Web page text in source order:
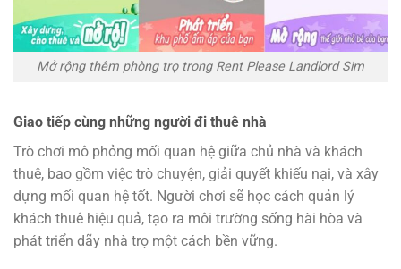
Mở rộng thêm phòng trọ trong Rent Please Landlord Sim
Giao tiếp cùng những người đi thuê nhà
Trò chơi mô phỏng mối quan hệ giữa chủ nhà và khách
thuê, bao gồm việc trò chuyện, giải quyết khiếu nại, và xây
dựng mối quan hệ tốt. Người chơi sẽ học cách quản lý
khách thuê hiệu quả, tạo ra môi trường sống hài hòa và
phát triển dãy nhà trọ một cách bền vững.